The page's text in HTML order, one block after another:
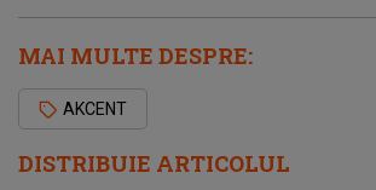
DISTRIBUIE ARTICOLUL
MAI MULTE DESPRE:
AKCENT